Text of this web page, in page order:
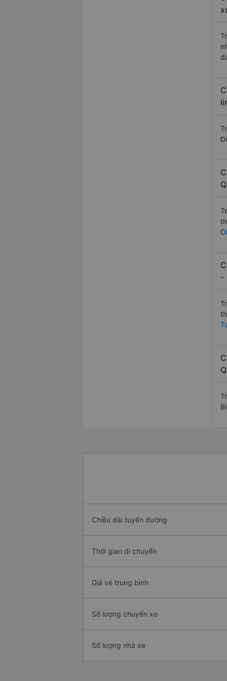
-
Chiều dài tuyến đường
Thời gian di chuyển
Giá vé trung bình
Số lượng chuyến xe
Số lượng nhà xe